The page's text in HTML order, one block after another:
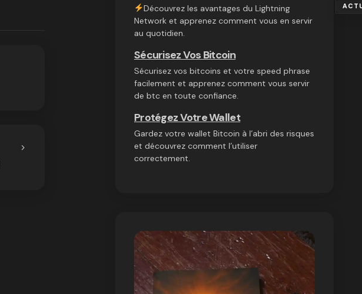
Découvrez les avantages du Lightning
Network et apprenez comment vous en servir
au quotidien.
Sécurisez Vos Bitcoin
Sécurisez vos bitcoins et votre speed phrase
facilement et apprenez comment vous servir
de btc en toute confiance.
Protégez Votre Wallet
Gardez votre wallet Bitcoin à l’abri des risques
et découvrez comment l’utiliser
correctement.